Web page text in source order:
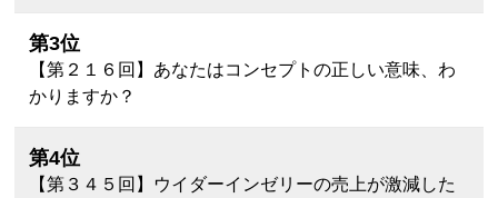
第3位
【第２１６回】あなたはコンセプトの正しい意味、わ
かりますか？
第4位
【第３４５回】ウイダーインゼリーの売上が激減した